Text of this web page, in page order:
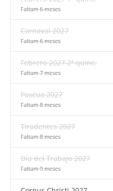
Faltam 6 meses
Carnaval 2027
Faltam 6 meses
Febrero 2027 2ª quinc.
Faltam 7 meses
Pascua 2027
Faltam 8 meses
Tiradentes 2027
Faltam 8 meses
Día del Trabajo 2027
Faltam 9 meses